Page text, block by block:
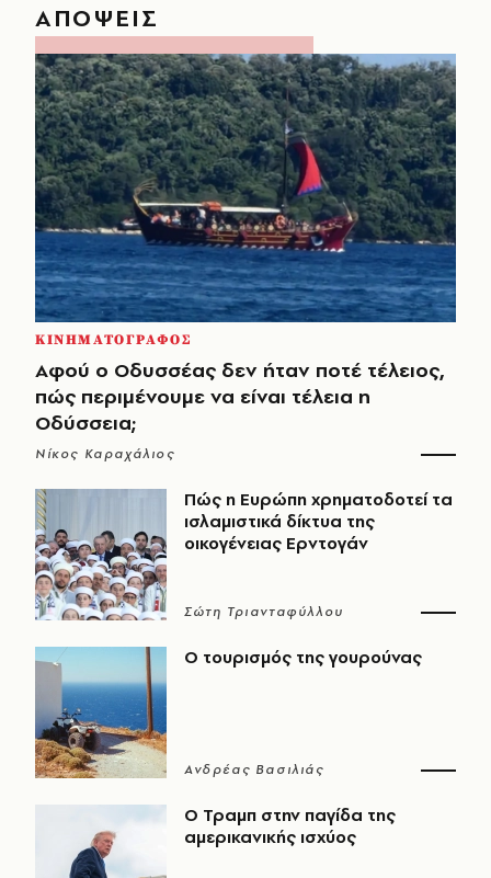
ΑΠΟΨΕΙΣ
ΚΙΝΗΜΑΤΟΓΡΑΦΟΣ
Αφού ο Οδυσσέας δεν ήταν ποτέ τέλειος,
πώς περιμένουμε να είναι τέλεια η
Οδύσσεια;
Νίκος Καραχάλιος
Πώς η Ευρώπη χρηματοδοτεί τα
ισλαμιστικά δίκτυα της
οικογένειας Ερντογάν
Σώτη Τριανταφύλλου
Ο τουρισμός της γουρούνας
Ανδρέας Βασιλιάς
Ο Τραμπ στην παγίδα της
αμερικανικής ισχύος